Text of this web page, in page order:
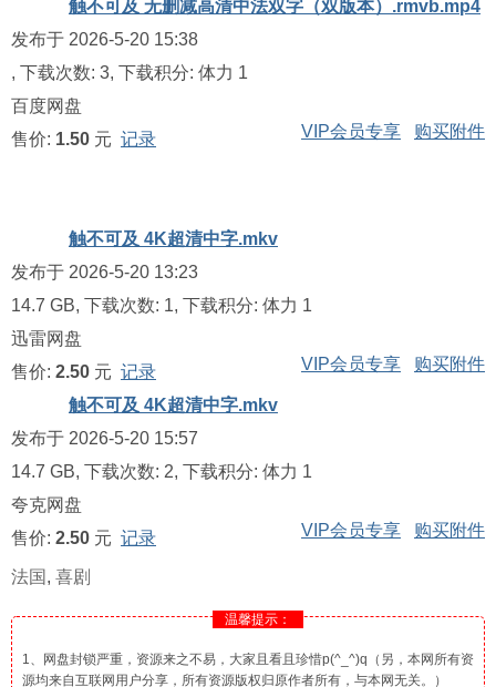
触不可及 无删减高清中法双字（双版本）.rmvb.mp4
发布于 2026-5-20 15:38
, 下载次数: 3, 下载积分: 体力 1
百度网盘
售价: 1.50 元 记录 VIP会员专享 购买附件
触不可及 4K超清中字.mkv
发布于 2026-5-20 13:23
14.7 GB, 下载次数: 1, 下载积分: 体力 1
迅雷网盘
售价: 2.50 元 记录 VIP会员专享 购买附件
触不可及 4K超清中字.mkv
发布于 2026-5-20 15:57
14.7 GB, 下载次数: 2, 下载积分: 体力 1
夸克网盘
售价: 2.50 元 记录 VIP会员专享 购买附件
法国 , 喜剧
温馨提示：
1、网盘封锁严重，资源来之不易，大家且看且珍惜p(^_^)q（另，本网所有资
源均来自互联网用户分享，所有资源版权归原作者所有，与本网无关。）